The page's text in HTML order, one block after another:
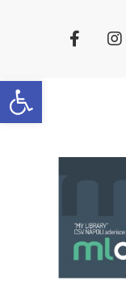
Apri la barra degli strumenti